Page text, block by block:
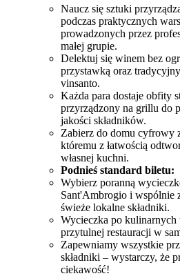
Naucz się sztuki
podczas praktycznych
prowadzonych przez
małej grupie.
Delektuj się winem bez
przystawką oraz
vinsanto.
Każda para dostaje obfity
przyrządzony na grillu do
jakości składników.
Zabierz do domu cyfrowy
któremu z łatwością
własnej kuchni.
Podnieś standard biletu:
Wybierz poranną
Sant'Ambrogio i wspólnie
świeże lokalne składniki.
Wycieczka po
przytulnej restauracji w
Zapewniamy wszystkie
składniki – wystarczy, że
ciekawość!